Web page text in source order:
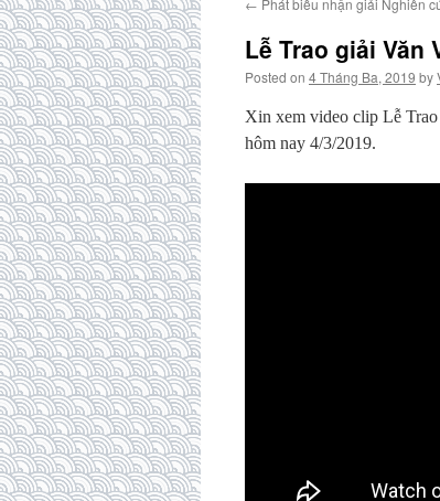
← Phát biểu nhận giải Nghiên
Lễ Trao giải Văn
Posted on 4 Tháng Ba, 2019 by
Xin xem video clip Lễ
hôm nay 4/3/2019.